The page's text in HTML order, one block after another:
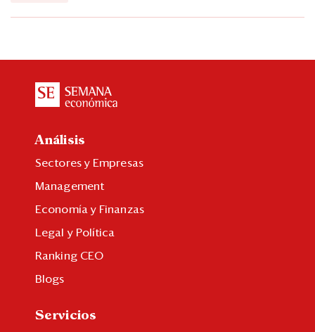
Análisis
Sectores y Empresas
Management
Economía y Finanzas
Legal y Política
Ranking CEO
Blogs
Servicios